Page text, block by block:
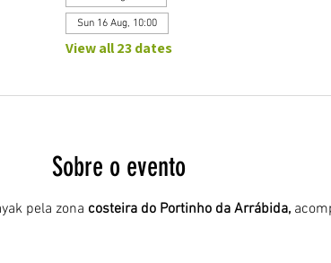
Sun 16 Aug, 10:00
View all 23 dates
Sobre o evento
pela zona costeira do Portinho da Arrábida,